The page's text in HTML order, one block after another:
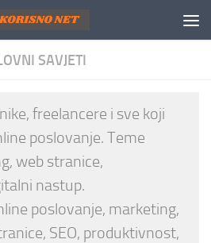
SAVJETI
freelancere i sve koji
poslovanje. Teme
web stranice,
nastup.
poslovanje, marketing,
SEO, produktivnost,